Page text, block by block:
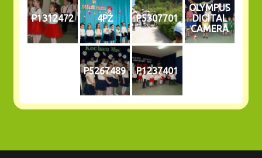
P1312472 4PŻ P5307701
OLYMPUS
DIGITAL
CAMERA
P5267489 P1237401